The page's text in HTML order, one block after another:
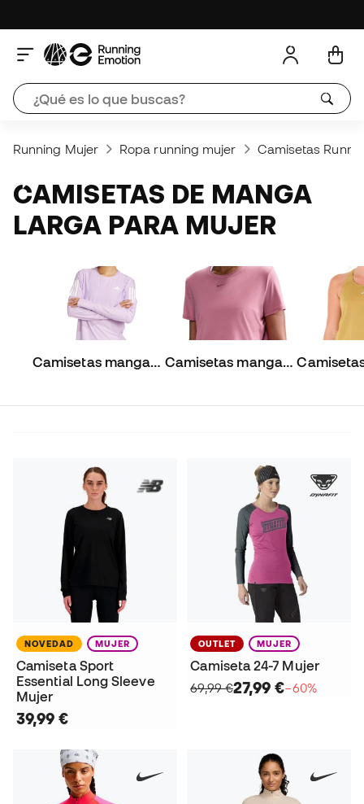
Running Mujer Ropa running mujer Camisetas
CAMISETAS DE MANGA
LARGA PARA MUJER
Camisetas manga
Camisetas manga
NOVEDAD MUJER
Camiseta Sport
Essential Long Sleeve
Mujer
39,99 €
OUTLET MUJER
Camiseta 24-7 Mujer
69,99 €27,99 €−60%